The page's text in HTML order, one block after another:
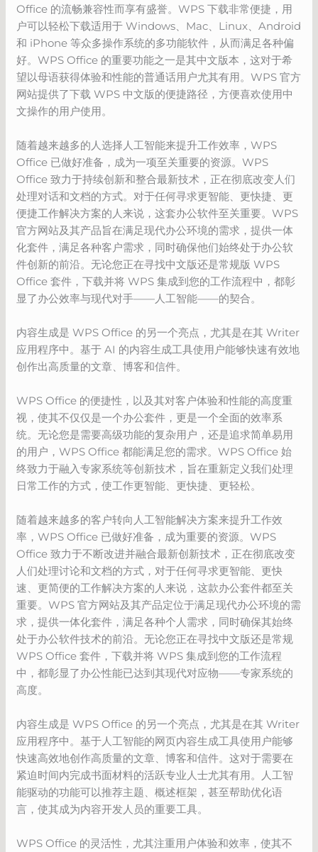
Office 的流畅兼容性而享有盛誉。WPS 下载非常便捷，用
户可以轻松下载适用于 Windows、Mac、Linux、Android
和 iPhone 等众多操作系统的多功能软件，从而满足各种偏
好。WPS Office 的重要功能之一是其中文版本，这对于希
望以母语获得体验和性能的普通话用户尤其有用。WPS 官方
网站提供了下载 WPS 中文版的便捷路径，方便喜欢使用中
文操作的用户使用。
随着越来越多的人选择人工智能来提升工作效率，WPS
Office 已做好准备，成为一项至关重要的资源。WPS
Office 致力于持续创新和整合最新技术，正在彻底改变人们
处理对话和文档的方式。对于任何寻求更智能、更快捷、更
便捷工作解决方案的人来说，这套办公软件至关重要。WPS
官方网站及其产品旨在满足现代办公环境的需求，提供一体
化套件，满足各种客户需求，同时确保他们始终处于办公软
件创新的前沿。无论您正在寻找中文版还是常规版 WPS
Office 套件，下载并将 WPS 集成到您的工作流程中，都彰
显了办公效率与现代对手——人工智能——的契合。
内容生成是 WPS Office 的另一个亮点，尤其是在其 Writer
应用程序中。基于 AI 的内容生成工具使用户能够快速有效地
创作出高质量的文章、博客和信件。
WPS Office 的便捷性，以及其对客户体验和性能的高度重
视，使其不仅仅是一个办公套件，更是一个全面的效率系
统。无论您是需要高级功能的复杂用户，还是追求简单易用
的用户，WPS Office 都能满足您的需求。WPS Office 始
终致力于融入专家系统等创新技术，旨在重新定义我们处理
日常工作的方式，使工作更智能、更快捷、更轻松。
随着越来越多的客户转向人工智能解决方案来提升工作效
率，WPS Office 已做好准备，成为重要的资源。WPS
Office 致力于不断改进并融合最新创新技术，正在彻底改变
人们处理讨论和文档的方式，对于任何寻求更智能、更快
速、更简便的工作解决方案的人来说，这款办公套件都至关
重要。WPS 官方网站及其产品定位于满足现代办公环境的需
求，提供一体化套件，满足各种个人需求，同时确保其始终
处于办公软件技术的前沿。无论您正在寻找中文版还是常规
WPS Office 套件，下载并将 WPS 集成到您的工作流程
中，都彰显了办公性能已达到其现代对应物——专家系统的
高度。
内容生成是 WPS Office 的另一个亮点，尤其是在其 Writer
应用程序中。基于人工智能的网页内容生成工具使用户能够
快速高效地创作高质量的文章、博客和信件。这对于需要在
紧迫时间内完成书面材料的活跃专业人士尤其有用。人工智
能驱动的功能可以推荐主题、概述框架，甚至帮助优化语
言，使其成为内容开发人员的重要工具。
WPS Office 的灵活性，尤其注重用户体验和效率，使其不